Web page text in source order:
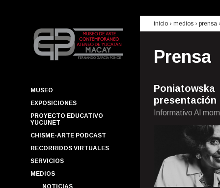
MUSEO
EXPOSICIONES
PROYECTO EDUCATIVO
YUCUNET
CHISME-ARTE PODCAST
RECORRIDOS VIRTUALES
SERVICIOS
MEDIOS
NOTICIAS
inicio › medios › prensa
Prensa
presentación
Informativo Al